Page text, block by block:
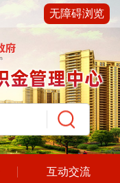
无障碍浏览
互动交流